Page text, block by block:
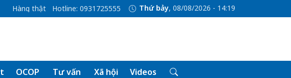
Hàng thật Hotline: 0931725555 Thứ bảy, 08/08/2026 - 14:19
OCOP Tư vấn Xã hội Videos